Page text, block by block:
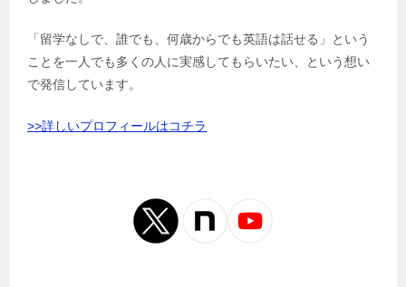
「留学なしで、誰でも、何歳からでも英語は話せる」という
ことを一人でも多くの人に実感してもらいたい、という想い
で発信しています。
>>詳しいプロフィールはコチラ